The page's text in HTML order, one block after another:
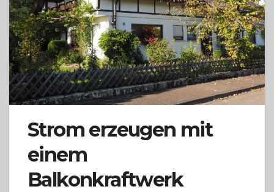
Strom erzeugen mit
einem
Balkonkraftwerk